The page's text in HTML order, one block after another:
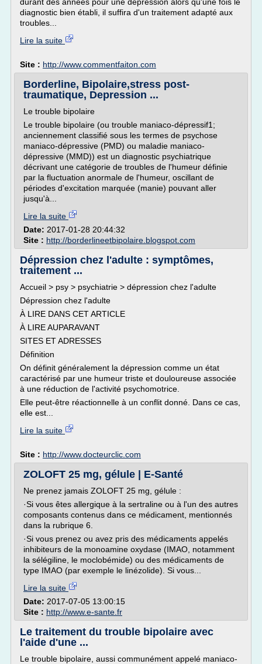
diagnostic bien établi, il suffira d'un traitement adapté aux
troubles...
Lire la suite
Site : http://www.commentfaiton.com
Borderline, Bipolaire,stress post-
traumatique, Depression ...
Le trouble bipolaire
Le trouble bipolaire (ou trouble maniaco-dépressif1;
anciennement classifié sous les termes de psychose
maniaco-dépressive (PMD) ou maladie maniaco-
dépressive (MMD)) est un diagnostic psychiatrique
décrivant une catégorie de troubles de l'humeur définie
par la fluctuation anormale de l'humeur, oscillant de
périodes d'excitation marquée (manie) pouvant aller
jusqu'à...
Lire la suite
Date: 2017-01-28 20:44:32
Site : http://borderlineetbipolaire.blogspot.com
Dépression chez l'adulte : symptômes,
traitement ...
Accueil > psy > psychiatrie > dépression chez l'adulte
Dépression chez l'adulte
À LIRE DANS CET ARTICLE
À LIRE AUPARAVANT
SITES ET ADRESSES
Définition
On définit généralement la dépression comme un état
caractérisé par une humeur triste et douloureuse associée
à une réduction de l'activité psychomotrice.
Elle peut-être réactionnelle à un conflit donné. Dans ce cas,
elle est...
Lire la suite
Site : http://www.docteurclic.com
ZOLOFT 25 mg, gélule | E-Santé
Ne prenez jamais ZOLOFT 25 mg, gélule :
·Si vous êtes allergique à la sertraline ou à l'un des autres
composants contenus dans ce médicament, mentionnés
dans la rubrique 6.
·Si vous prenez ou avez pris des médicaments appelés
inhibiteurs de la monoamine oxydase (IMAO, notamment
la sélégiline, le moclobémide) ou des médicaments de
type IMAO (par exemple le linézolide). Si vous...
Lire la suite
Date: 2017-07-05 13:00:15
Site : http://www.e-sante.fr
Le traitement du trouble bipolaire avec
l'aide d'une ...
Le trouble bipolaire, aussi communément appelé maniaco-